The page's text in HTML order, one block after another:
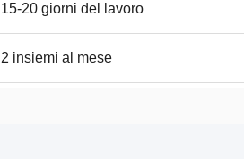
15-20 giorni del lavoro
2 insiemi al mese